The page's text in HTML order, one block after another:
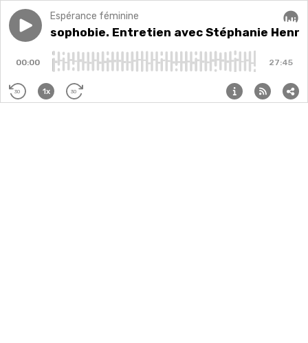
Play episodeLa grossophobie. Entretien avec Stéphanie Henry
Espérance féminine
La grossophobie. Entretien avec Stéphanie Henry
00:00 27:45
30 1x 30